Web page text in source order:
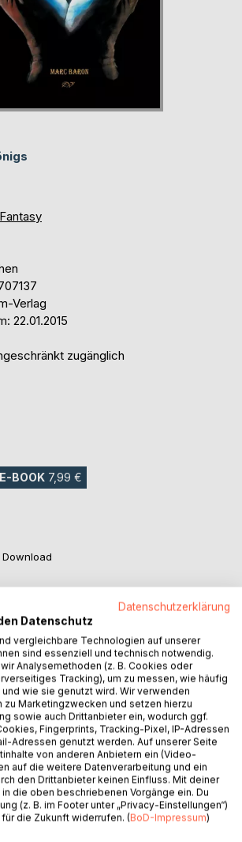
Verlag
22.01.2015
zugänglich
E-BOOK 7,99 €
Datenschutzerklärung
Datenschutz
vergleichbare Technologien auf unserer
sind essenziell und technisch notwendig.
Analysemethoden (z. B. Cookies oder
Tracking), um zu messen, wie häufig
wie sie genutzt wird. Wir verwenden
zu Marketingzwecken und setzen hierzu
sowie auch Drittanbieter ein, wodurch ggf.
Fingerprints, Tracking-Pixel, IP-Adressen
Adressen genutzt werden. Auf unserer Seite
von anderen Anbietern ein (Video-
auf die weitere Datenverarbeitung und ein
den Drittanbieter keinen Einfluss. Mit deiner
die oben beschriebenen Vorgänge ein. Du
(z. B. im Footer unter „Privacy-Einstellungen“)
die Zukunft widerrufen. (BoD-Impressum)